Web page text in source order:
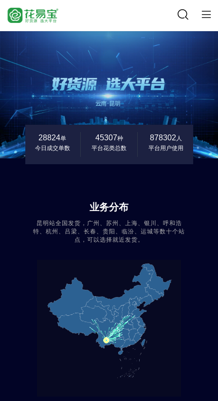
28824单
今日成交单数
45307种
平台花类总数
878302 人
平台用户使用
业务分布
昆明站全国发货，广州、苏州、上海、银川、呼和浩
特、杭州、吕梁、长春、贵阳、临汾、运城等数十个站
点，可以选择就近发货。